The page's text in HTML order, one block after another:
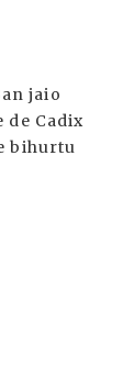
jaio
de Cadix
bihurtu